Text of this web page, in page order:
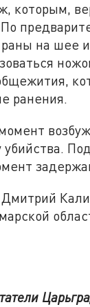
которым,
По
на шее
ранения.
убийства.